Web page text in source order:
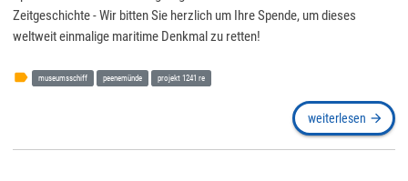
Zeitgeschichte - Wir bitten Sie herzlich um Ihre Spende, um dieses
weltweit einmalige maritime Denkmal zu retten!
label museumsschiff peenemünde projekt 1241 re
weiterlesen arrow_forward